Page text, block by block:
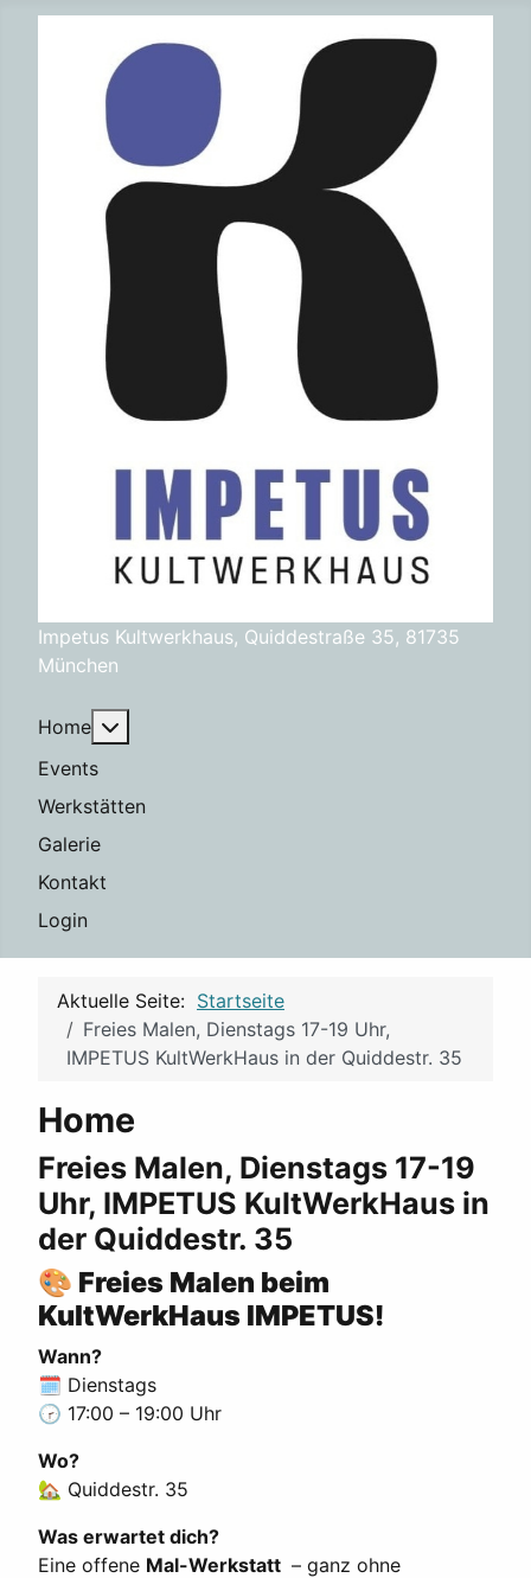
Impetus Kultwerkhaus, Quiddestraße 35, 81735
München
Home
Events
Werkstätten
Galerie
Kontakt
Login
Aktuelle Seite: Startseite
Freies Malen, Dienstags 17-19 Uhr,
IMPETUS KultWerkHaus in der Quiddestr. 35
Home
Freies Malen, Dienstags 17-19
Uhr, IMPETUS KultWerkHaus in
der Quiddestr. 35
🎨 Freies Malen beim
KultWerkHaus IMPETUS!
Wann?
🗓 Dienstags
🕝 17:00 – 19:00 Uhr
Wo?
🏡 Quiddestr. 35
Was erwartet dich?
Eine offene Mal-Werkstatt – ganz ohne